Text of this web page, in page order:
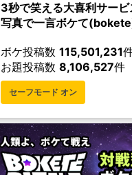
3秒で笑える大喜利サービ
写真で一言ボケて
ボケ投稿数 115,501,231
お題投稿数 8,106,527件
セーフモード オン